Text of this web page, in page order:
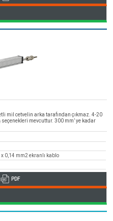
mil cetvelin arka tarafından çıkmaz. 4-20
mevcuttur. 300 mm’ ye kadar
0,14 mm2 ekranlı kablo
PDF